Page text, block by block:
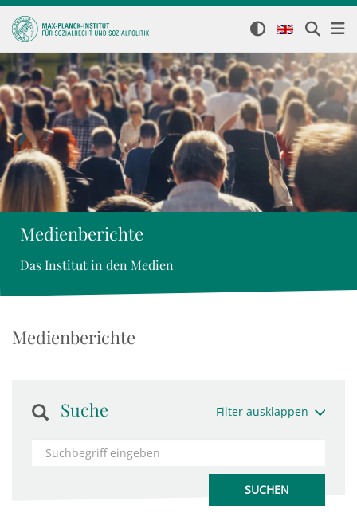
Medienberichte
Das Institut in den Medien
Medienberichte
Suche Filter ausklappen